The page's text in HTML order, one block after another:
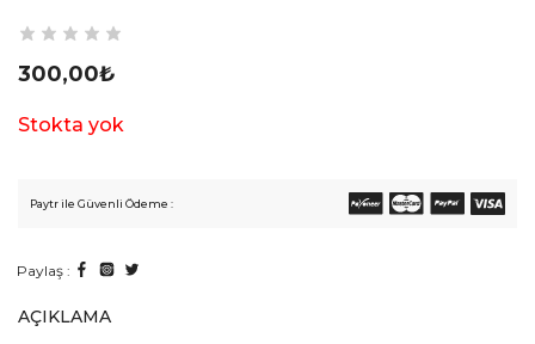
300,00₺
Stokta yok
Paytr ile Güvenli Ödeme :
Paylaş :
AÇIKLAMA